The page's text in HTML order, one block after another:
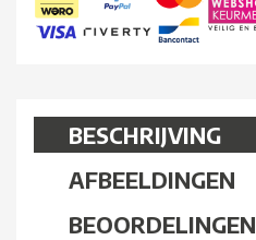
BESCHRIJVING
AFBEELDINGEN
BEOORDELINGEN